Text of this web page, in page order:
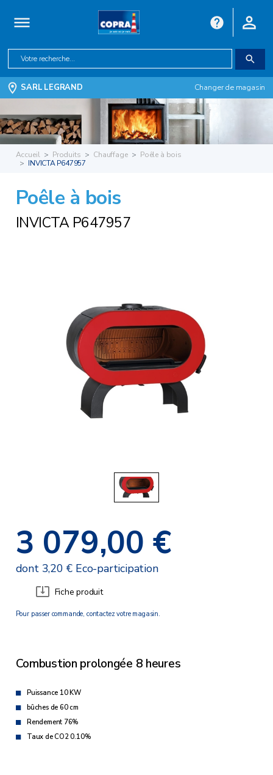
SARL LEGRAND Changer de magasin
Accueil Produits Chauffage
Poêle à bois
INVICTA P647957
Poêle à bois
INVICTA P647957
3 079,00 €
dont 3,20 € Eco-participation
Fiche produit
Pour passer commande, contactez votre magasin.
Combustion prolongée 8 heures
Puissance 10 KW
bûches de 60 cm
Rendement 76%
Taux de CO2 0.10%